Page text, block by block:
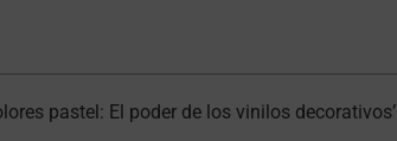
pastel: El poder de los vinilos decorativos’